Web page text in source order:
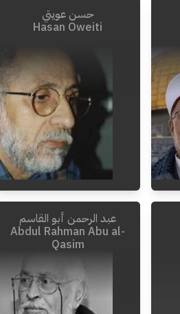
حسن عويتي
Hasan Oweiti
عبد الرحمن أبو القاسم
Abdul Rahman Abu al-
Qasim